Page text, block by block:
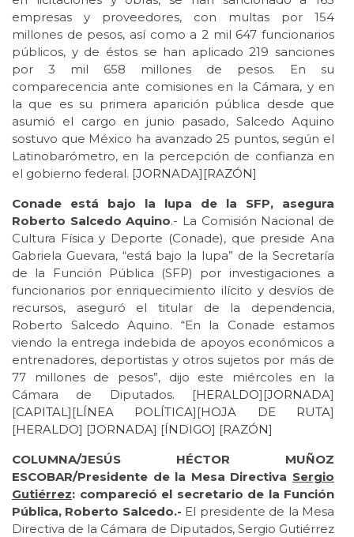
empresas y proveedores, con multas por 154
millones de pesos, así como a 2 mil 647 funcionarios
públicos, y de éstos se han aplicado 219 sanciones
por 3 mil 658 millones de pesos. En su
comparecencia ante comisiones en la Cámara, y en
la que es su primera aparición pública desde que
asumió el cargo en junio pasado, Salcedo Aquino
sostuvo que México ha avanzado 25 puntos, según el
Latinobarómetro, en la percepción de confianza en
el gobierno federal. [JORNADA][RAZÓN]
Conade está bajo la lupa de la SFP, asegura
Roberto Salcedo Aquino.- La Comisión Nacional de
Cultura Física y Deporte (Conade), que preside Ana
Gabriela Guevara, “está bajo la lupa” de la Secretaría
de la Función Pública (SFP) por investigaciones a
funcionarios por enriquecimiento ilícito y desvíos de
recursos, aseguró el titular de la dependencia,
Roberto Salcedo Aquino. “En la Conade estamos
viendo la entrega indebida de apoyos económicos a
entrenadores, deportistas y otros sujetos por más de
77 millones de pesos”, dijo este miércoles en la
Cámara de Diputados. [HERALDO][JORNADA]
[CAPITAL ][LÍNEA POLÍTICA][HOJA DE RUTA]
[HERALDO] [JORNADA] [ÍNDIGO] [RAZÓN]
COLUMNA/JESÚS HÉCTOR MUÑOZ
ESCOBAR/Presidente de la Mesa Directiva Sergio
Gutiérrez: compareció el secretario de la Función
Pública, Roberto Salcedo.- El presidente de la Mesa
Directiva de la Cámara de Diputados, Sergio Gutiérrez